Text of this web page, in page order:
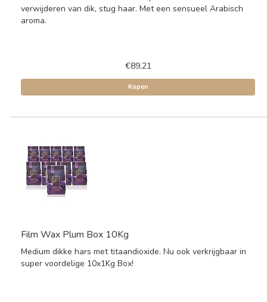
verwijderen van dik, stug haar. Met een sensueel Arabisch
aroma.
€89,21
Kopen
Film Wax Plum Box 10Kg
Medium dikke hars met titaandioxide. Nu ook verkrijgbaar in
super voordelige 10x1Kg Box!